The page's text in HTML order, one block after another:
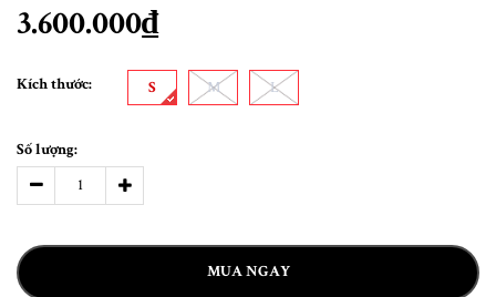
3.600.000₫
Kích thước: S M L
Số lượng:
MUA NGAY